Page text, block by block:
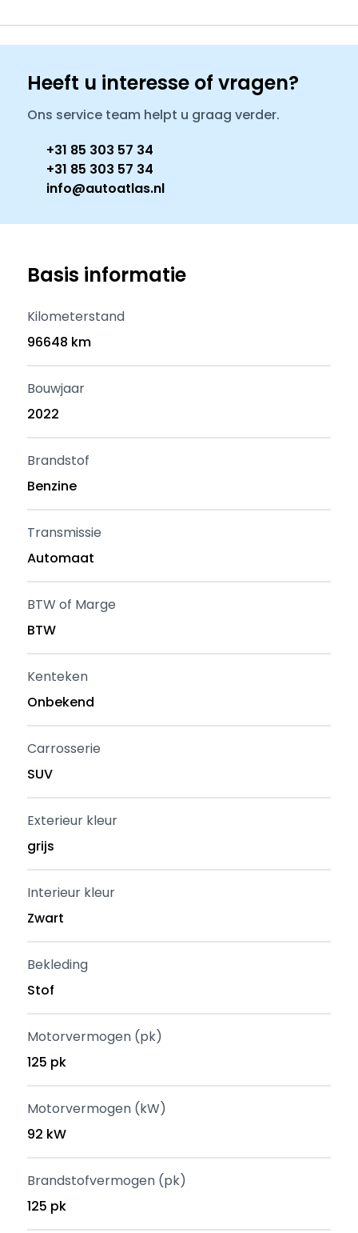
Heeft u interesse of vragen?
Ons service team helpt u graag verder.
+31 85 303 57 34
+31 85 303 57 34
info@autoatlas.nl
Basis informatie
Kilometerstand
96648 km
Bouwjaar
2022
Brandstof
Benzine
Transmissie
Automaat
BTW of Marge
BTW
Kenteken
Onbekend
Carrosserie
SUV
Exterieur kleur
grijs
Interieur kleur
Zwart
Bekleding
Stof
Motorvermogen (pk)
125 pk
Motorvermogen (kW)
92 kW
Brandstofvermogen (pk)
125 pk